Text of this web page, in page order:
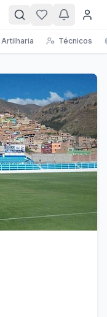
Artilharia Técnicos